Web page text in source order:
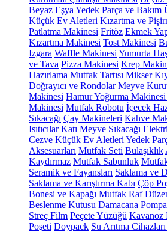
Beyaz Eşya Yedek Parça ve Bakım
Küçük Ev Aletleri Kızartma ve
Patlatma Makinesi Fritöz Ekmek
Kızartma Makinesi Tost Makinesi
Izgara Waffle Makinesi Yumurta
ve Tava Pizza Makinesi Krep
Hazırlama Mutfak Tartısı Mikser
Doğrayıcı ve Rondolar Meyve
Makinesi Hamur Yoğurma
Makinesi Mutfak Robotu İçecek
Sıkacağı Çay Makineleri Kahve
Isıtıcılar Katı Meyve Sıkacağı
Cezve Küçük Ev Aletleri Yedek
Aksesuarları Mutfak Seti Bulaşıklık
Kaydırmaz Mutfak Sabunluk
Seramik ve Fayansları Saklama ve
Saklama ve Karıştırma Kabı Çöp
Bonesi ve Kapağı Mutfak Raf
Beslenme Kutusu Damacana
Streç Film Peçete Yüzüğü Kavanoz
Poşeti Doypack Su Arıtma